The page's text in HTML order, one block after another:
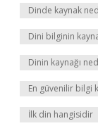
Dinde kaynak
Dini bilginin
Dinin kaynağı
En güvenilir bilgi
İlk din hangisidir